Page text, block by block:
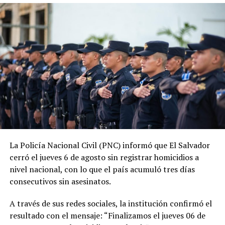
tendencia descendente en los homicidios. Durante su
administración, la PNC contabiliza 1,288 jornadas sin
ADVERTISEMENT
que va del año, las autoridades reportan 185 días sin
homicidios, mientras que 2025 también cerró con
indicadores favorables en materia de seguridad.
que el Gobierno mantendrá las acciones para localizar y
capturar a integrantes de estructuras criminales que
La Policía Nacional Civil (PNC) informó que El Salvador
cerró el jueves 6 de agosto sin registrar homicidios a
nivel nacional, con lo que el país acumuló tres días
consecutivos sin asesinatos.
A través de sus redes sociales, la institución confirmó el
resultado con el mensaje: “Finalizamos el jueves 06 de